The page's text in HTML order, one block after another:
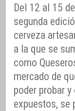
Del 12 al 15
segunda
cerveza
a la que se
como
mercado de
poder probar
expuestos, se